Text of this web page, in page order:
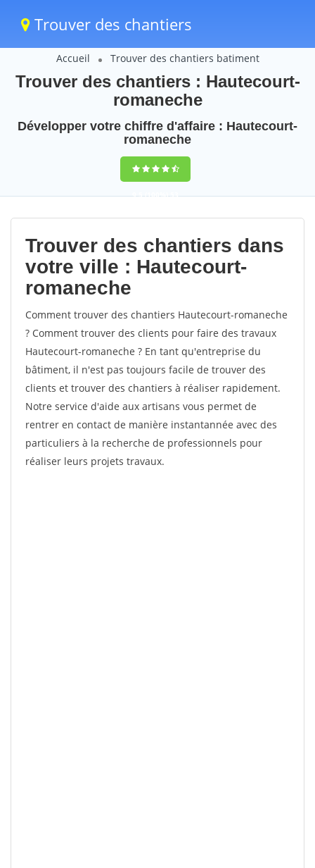
Trouver des chantiers
Accueil Trouver des chantiers batiment
Trouver des chantiers : Hautecourt-
romaneche
Développer votre chiffre d'affaire : Hautecourt-
romaneche
9,5(100%)53
votes
Trouver des chantiers dans
votre ville : Hautecourt-
romaneche
Comment trouver des chantiers Hautecourt-romaneche
? Comment trouver des clients pour faire des travaux
Hautecourt-romaneche ? En tant qu'entreprise du
bâtiment, il n'est pas toujours facile de trouver des
clients et trouver des chantiers à réaliser rapidement.
Notre service d'aide aux artisans vous permet de
rentrer en contact de manière instantannée avec des
particuliers à la recherche de professionnels pour
réaliser leurs projets travaux.